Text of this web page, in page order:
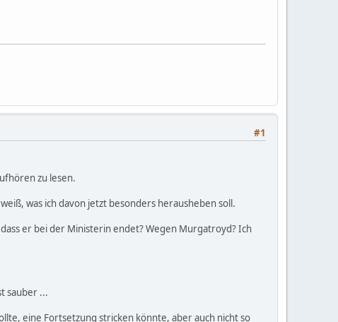
#1
zu lesen.
was ich davon jetzt besonders herausheben soll.
er bei der Ministerin endet? Wegen Murgatroyd? Ich
sauber ...
eine Fortsetzung stricken könnte, aber auch nicht so